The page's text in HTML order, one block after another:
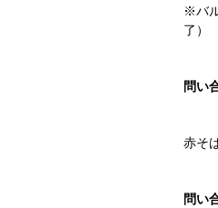
※バ
了）
問い
赤そ
問い